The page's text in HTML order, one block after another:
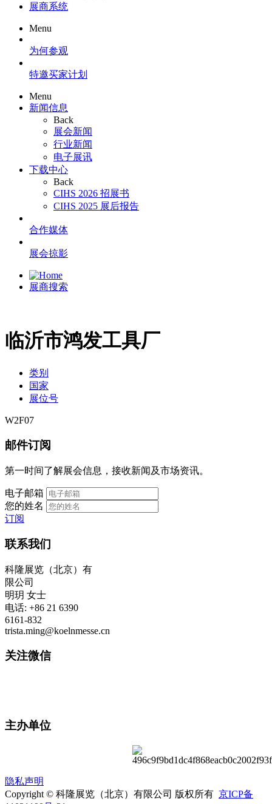
展商系统
Menu
为何参观
特邀买家计划
Menu
新闻信息
Back
展会新闻
行业新闻
电子展讯
下载中心
Back
CIHS 2026 招展书
CIHS 2025 展后报告
合作媒体
展会掠影
展商搜索
临沂市鸿发工具厂
类别
国家
展位号
W2F07
邮件订阅
第一时间了解展会信息，接收新闻及市场资讯。
电子邮箱
您的姓名
订阅
联系我们
科隆展览（北京）有
限公司
明玥 女士
电话: +86 21 6390
6161-832
trista.ming@koelnmesse.cn
关注微信
主办单位
隐私声明
Copyright © 科隆展览（北京）有限公司 版权所有 京ICP备